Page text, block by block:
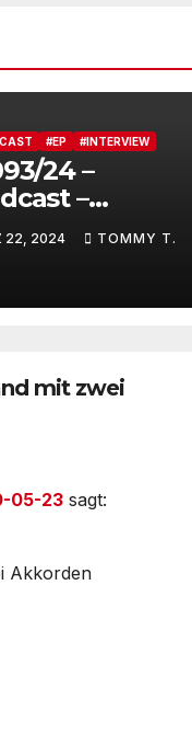
#EP #INTERVIEW
24 –
–
Talk mit
Blanco –
Heiterkeit
22, 2024 TOMMY T.
mit zwei
05-23 sagt:
Akkorden